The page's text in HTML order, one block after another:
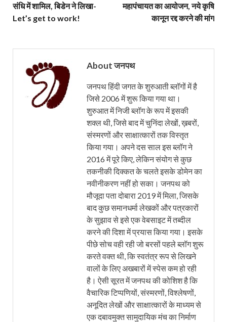
संधि में शामिल, बिडेन ने लिखा-
Let’s get to work!
महापंचायत का आयोजन, नये कृषि
कानून रद्द करने की मांग
About जनपथ
जनपथ हिंदी जगत के शुरुआती ब्लॉगों में है
जिसे 2006 में शुरू किया गया था।
शुरुआत में निजी ब्लॉग के रूप में इसकी
शक्ल थी, जिसे बाद में चुनिंदा लेखों, ख़बरों,
संस्मरणों और साक्षात्कारों तक विस्तृत
किया गया। अपने दस साल इस ब्लॉग ने
2016 में पूरे किए, लेकिन संयोग से कुछ
तकनीकी दिक्कत के चलते इसके डोमेन का
नवीनीकरण नहीं हो सका। जनपथ को
मौजूदा पता दोबारा 2019 में मिला, जिसके
बाद कुछ समानधर्मा लेखकों और पत्रकारों
के सुझाव से इसे एक वेबसाइट में तब्दील
करने की दिशा में प्रयास किया गया। इसके
पीछे सोच वही रही जो बरसों पहले ब्लॉग शुरू
करते वक्त थी, कि स्वतंत्र रूप से लिखने
वालों के लिए अखबारों में स्पेस कम हो रही
है। ऐसी सूरत में जनपथ की कोशिश है कि
वैचारिक टिप्पणियों, संस्मरणों, विश्लेषणों,
अनूदित लेखों और साक्षात्कारों के माध्यम से
एक दबावमुक्त सामुदायिक मंच का निर्माण